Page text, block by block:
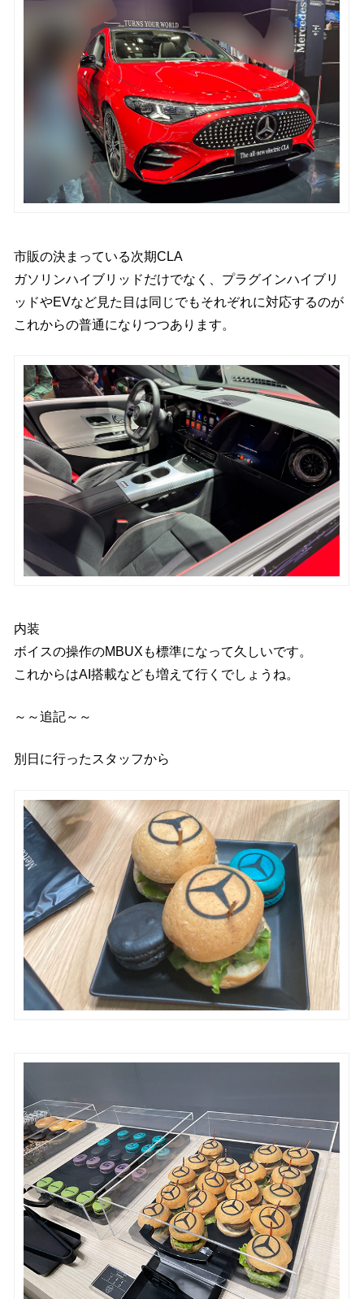
市販の決まっている次期CLA
ガソリンハイブリッドだけでなく、プラグインハイブリ
ッドやEVなど見た目は同じでもそれぞれに対応するのが
これからの普通になりつつあります。
内装
ボイスの操作のMBUXも標準になって久しいです。
これからはAI搭載なども増えて行くでしょうね。
～～追記～～
別日に行ったスタッフから